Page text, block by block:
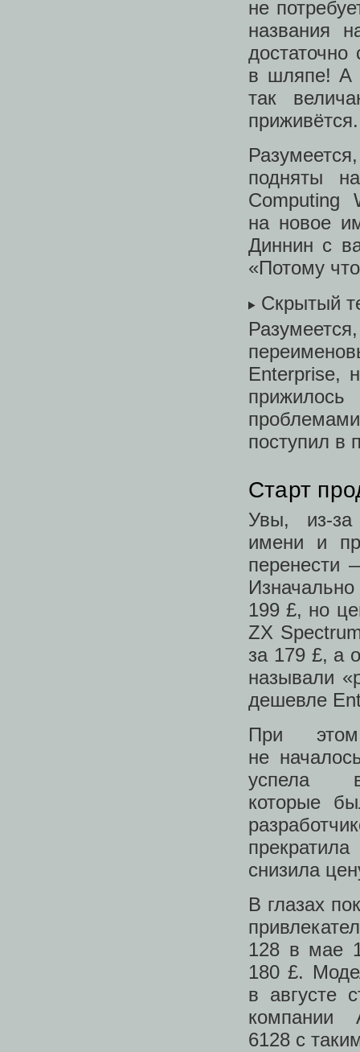
не
названия
в шляпе! А
так
приживётся.
подняты
Computing
на новое
Диннин с
«Потому
Скрытый
Enterprise,
поступил в
Старт
Увы, из‑за
имени и
перенести
199 £, но
ZX
за 179 £, а
называли
дешевле
При этом
не
успела
которые
снизила
В глазах
128 в мае
180 £.
в августе
6128 с